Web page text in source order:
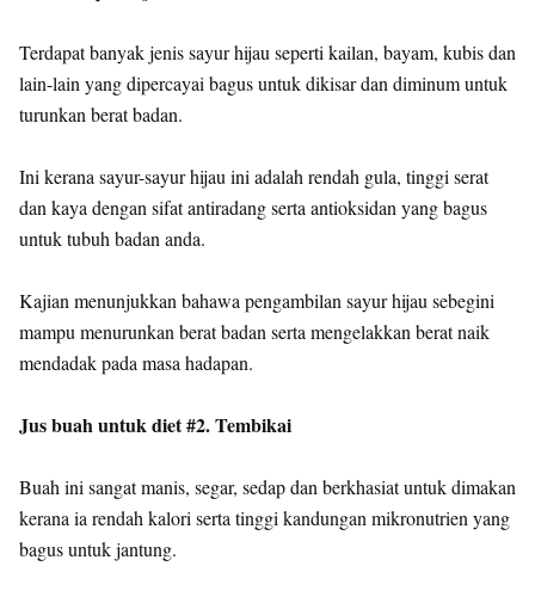
Terdapat banyak jenis sayur hijau seperti kailan, bayam, kubis dan
lain-lain yang dipercayai bagus untuk dikisar dan diminum untuk
turunkan berat badan.
Ini kerana sayur-sayur hijau ini adalah rendah gula, tinggi serat
dan kaya dengan sifat antiradang serta antioksidan yang bagus
untuk tubuh badan anda.
Kajian menunjukkan bahawa pengambilan sayur hijau sebegini
mampu menurunkan berat badan serta mengelakkan berat naik
mendadak pada masa hadapan.
Jus buah untuk diet #2. Tembikai
Buah ini sangat manis, segar, sedap dan berkhasiat untuk dimakan
kerana ia rendah kalori serta tinggi kandungan mikronutrien yang
bagus untuk jantung.